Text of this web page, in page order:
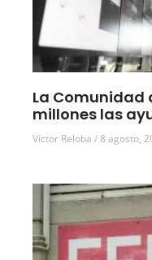
La Comunidad
millones las
Víctor Reloba 8 agosto,